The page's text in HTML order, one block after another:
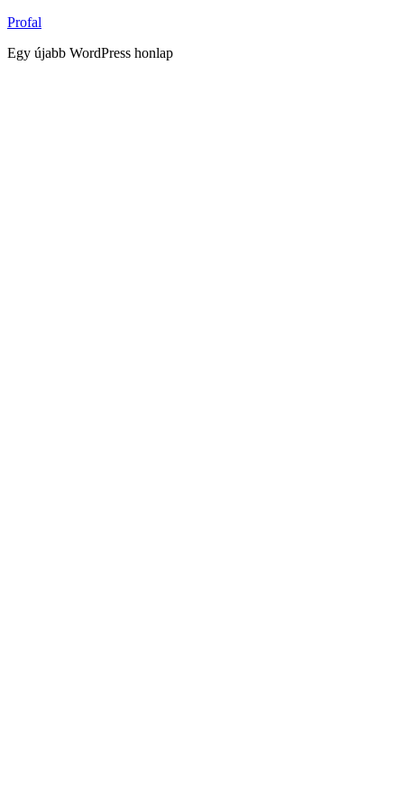
Tartalomhoz
Profal
Egy újabb WordPress honlap